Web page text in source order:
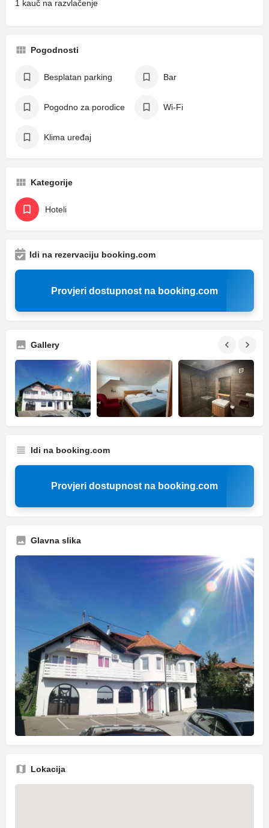
1 kauč na razvlačenje
Pogodnosti
Besplatan parking Bar
Pogodno za porodice Wi-Fi
Klima uređaj
Kategorije
Hoteli
Idi na rezervaciju booking.com
Provjeri dostupnost na booking.com
Gallery
Idi na booking.com
Provjeri dostupnost na booking.com
Glavna slika
Lokacija